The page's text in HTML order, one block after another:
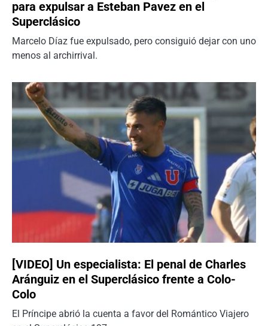
para expulsar a Esteban Pavez en el
Superclásico
Marcelo Díaz fue expulsado, pero consiguió dejar con uno
menos al archirrival.
[VIDEO] Un especialista: El penal de Charles
Aránguiz en el Superclásico frente a Colo-
Colo
El Príncipe abrió la cuenta a favor del Romántico Viajero